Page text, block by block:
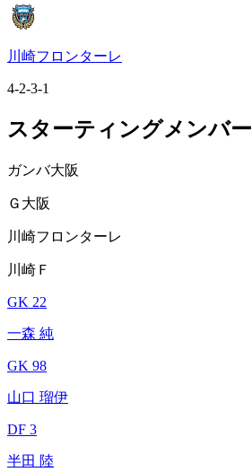
川崎フロンターレ
4-2-3-1
スターティングメンバー
ガンバ大阪
Ｇ大阪
川崎フロンターレ
川崎Ｆ
GK 22
一森 純
GK 98
山口 瑠伊
DF 3
半田 陸